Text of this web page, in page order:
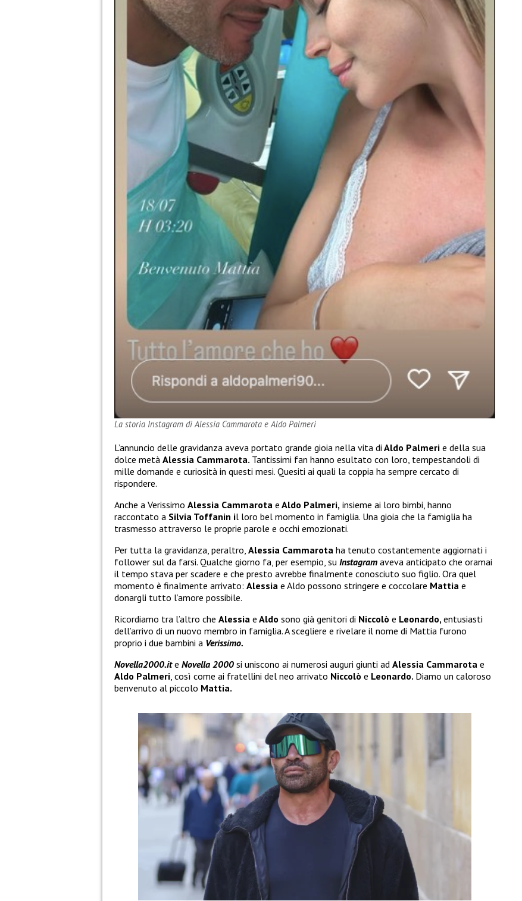
La storia Instagram di Alessia Cammarota e Aldo Palmeri
L’annuncio delle gravidanza aveva portato grande gioia nella vita di Aldo Palmeri e della sua
dolce metà Alessia Cammarota. Tantissimi fan hanno esultato con loro, tempestandoli di
mille domande e curiosità in questi mesi. Quesiti ai quali la coppia ha sempre cercato di
rispondere.
Anche a Verissimo Alessia Cammarota e Aldo Palmeri, insieme ai loro bimbi, hanno
raccontato a Silvia Toffanin il loro bel momento in famiglia. Una gioia che la famiglia ha
trasmesso attraverso le proprie parole e occhi emozionati.
Per tutta la gravidanza, peraltro, Alessia Cammarota ha tenuto costantemente aggiornati i
follower sul da farsi. Qualche giorno fa, per esempio, su Instagram aveva anticipato che oramai
il tempo stava per scadere e che presto avrebbe finalmente conosciuto suo figlio. Ora quel
momento è finalmente arrivato: Alessia e Aldo possono stringere e coccolare Mattia e
donargli tutto l’amore possibile.
Ricordiamo tra l’altro che Alessia e Aldo sono già genitori di Niccolò e Leonardo, entusiasti
dell’arrivo di un nuovo membro in famiglia. A scegliere e rivelare il nome di Mattia furono
proprio i due bambini a Verissimo.
Novella2000.ite Novella 2000 si uniscono ai numerosi auguri giunti ad Alessia Cammarota e
Aldo Palmeri , così come ai fratellini del neo arrivato Niccolò e Leonardo. Diamo un caloroso
benvenuto al piccolo Mattia.